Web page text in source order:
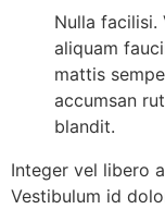
Nulla facilisi.
aliquam
mattis
accumsan
blandit.
Integer vel libero
Vestibulum id